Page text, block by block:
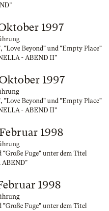
1997
Beyond" und "Empty Place"
- ABEND II"
1997
Beyond" und "Empty Place"
- ABEND II"
1998
Fuge" unter dem Titel
ABEND"
1998
Fuge" unter dem Titel